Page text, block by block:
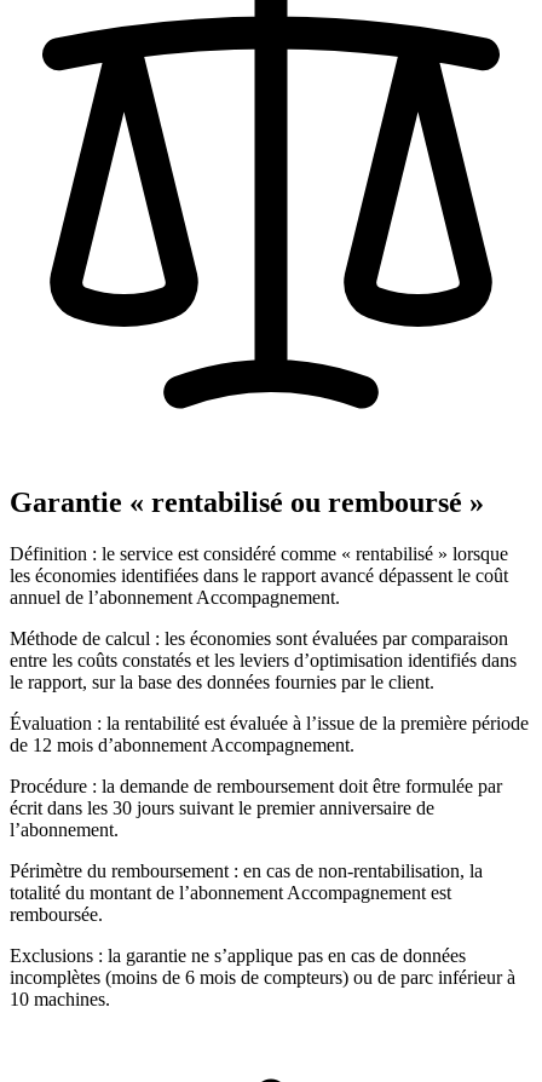
Garantie « rentabilisé ou remboursé »
Définition : le service est considéré comme « rentabilisé » lorsque
les économies identifiées dans le rapport avancé dépassent le coût
annuel de l’abonnement Accompagnement.
Méthode de calcul : les économies sont évaluées par comparaison
entre les coûts constatés et les leviers d’optimisation identifiés dans
le rapport, sur la base des données fournies par le client.
Évaluation : la rentabilité est évaluée à l’issue de la première période
de 12 mois d’abonnement Accompagnement.
Procédure : la demande de remboursement doit être formulée par
écrit dans les 30 jours suivant le premier anniversaire de
l’abonnement.
Périmètre du remboursement : en cas de non-rentabilisation, la
totalité du montant de l’abonnement Accompagnement est
remboursée.
Exclusions : la garantie ne s’applique pas en cas de données
incomplètes (moins de 6 mois de compteurs) ou de parc inférieur à
10 machines.